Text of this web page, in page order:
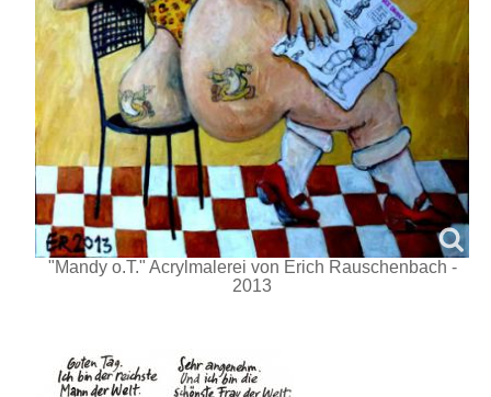
"Mandy o.T." Acrylmalerei von Erich Rauschenbach -
2013